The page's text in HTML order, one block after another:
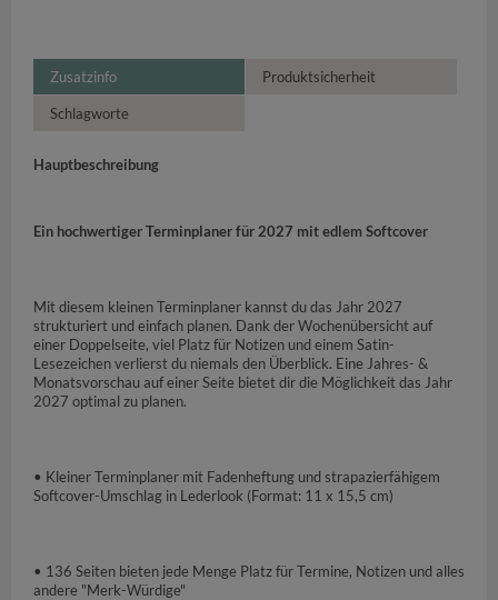
Zusatzinfo Produktsicherheit
Schlagworte
Hauptbeschreibung
Ein hochwertiger Terminplaner für 2027 mit edlem Softcover
Mit diesem kleinen Terminplaner kannst du das Jahr 2027
strukturiert und einfach planen. Dank der Wochenübersicht auf
einer Doppelseite, viel Platz für Notizen und einem Satin-
Lesezeichen verlierst du niemals den Überblick. Eine Jahres- &
Monatsvorschau auf einer Seite bietet dir die Möglichkeit das Jahr
2027 optimal zu planen.
• Kleiner Terminplaner mit Fadenheftung und strapazierfähigem
Softcover-Umschlag in Lederlook (Format: 11 x 15,5 cm)
• 136 Seiten bieten jede Menge Platz für Termine, Notizen und alles
andere "Merk-Würdige"